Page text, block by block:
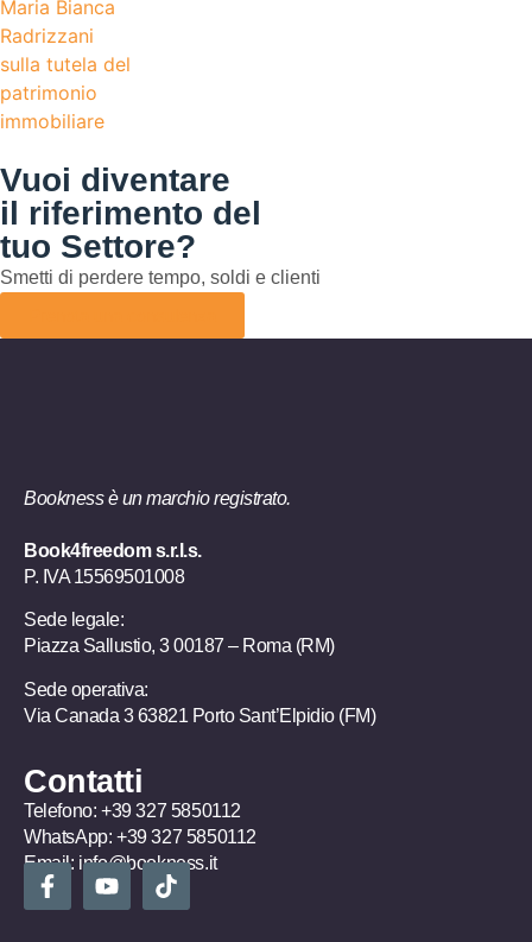
Vuoi diventare
il riferimento del
tuo Settore?
Smetti di perdere tempo, soldi e clienti
Bookness è un marchio registrato.
Book4freedom s.r.l.s.
P. IVA ​15569501008
Sede legale:
Piazza Sallustio, 3 00187 – Roma (RM)
Sede operativa:
Via Canada 3 63821 Porto Sant’Elpidio (FM)
Contatti
Telefono: +39 327 5850112
WhatsApp: +39 327 5850112
Email: info@bookness.it